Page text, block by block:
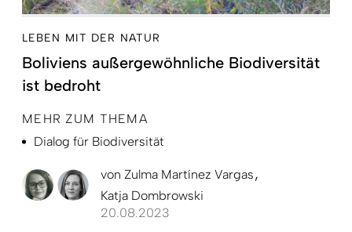
LEBEN MIT DER NATUR
Boliviens außergewöhnliche Biodiversität
ist bedroht
MEHR ZUM THEMA
Dialog für Biodiversität
von Zulma Martínez Vargas
Katja Dombrowski
20.08.2023